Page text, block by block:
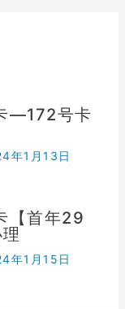
—172号卡
年1月13日
【首年29
年1月15日